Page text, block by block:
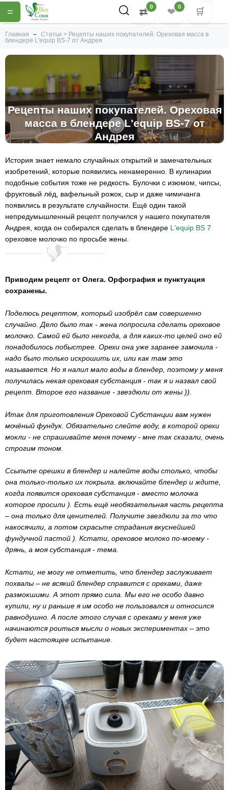
= ⇄ 0 ❤ 0 🛒
Главная
Статьи > Рецепты наших покупателей. Ореховая масса в
блендере L'equip BS-7 от Андрея
Рецепты наших покупателей. Ореховая
масса в блендере L'equip BS-7 от
Андрея
История знает немало случайных открытий и замечательных
изобретений, которые появились ненамеренно. В кулинарии
подобные события тоже не редкость. Булочки с изюмом, чипсы,
фруктовый лёд, вафельный рожок, сыр и даже чимичанга
появились в результате случайности. Ещё один такой
непредумышленный рецепт получился у нашего покупателя
Андрея, когда он собирался сделать в блендере L'equip BS 7
ореховое молочко по просьбе жены.
Приводим рецепт от Олега. Орфография и пунктуация
сохранены.
Поделюсь рецептом, который изобрёл сам совершенно
случайно. Дело было так - жена попросила сделать ореховое
молочко. Самой ей было некогда, а для каких-то целей оно ей
понадобилось побыстрее. Орехи она уже заранее замочила -
надо было только искрошить их, или как там это
называется. Но я налил мало воды в блендер, поэтому у меня
получилась некая ореховая субстанция - так я и назвал свой
рецепт. Второе его название - звездюли от жены )).
Итак для приготовления Ореховой Субстанции вам нужен
мочёный фундук. Обязательно слейте воду, в которой орехи
мокли - не спрашивайте меня почему - мне так сказали, очень
строгим тоном.
Ссыпьте орешки в блендер и налейте воды столько, чтобы
она только-только их покрыла. включайте блендер и ждите,
когда появится ореховая субстанция - вместо молочка
которое просили ). Есть ещё необязательная часть рецепта
– она только для ценителей. Получите звездюли за то что
накосячили, а потом скрасьте страдания вкуснейшей
фундучной пастой ). Кстати, ореховое молоко по-моему -
дрянь, а моя субстанция - тема.
Кстати, не могу не отметить, что блендер заслуживает
похвалы – не всякий блендер справится с орехами, даже
размокшими. А этот прямо сила. Мы его не особо давно
купили, ну и раньше я им особо не пользовался и относился
равнодушно. А после этого случая с орехами у меня уже
начинаются роиться мысли о новых экспериментах – это
будет настоящее испытание.